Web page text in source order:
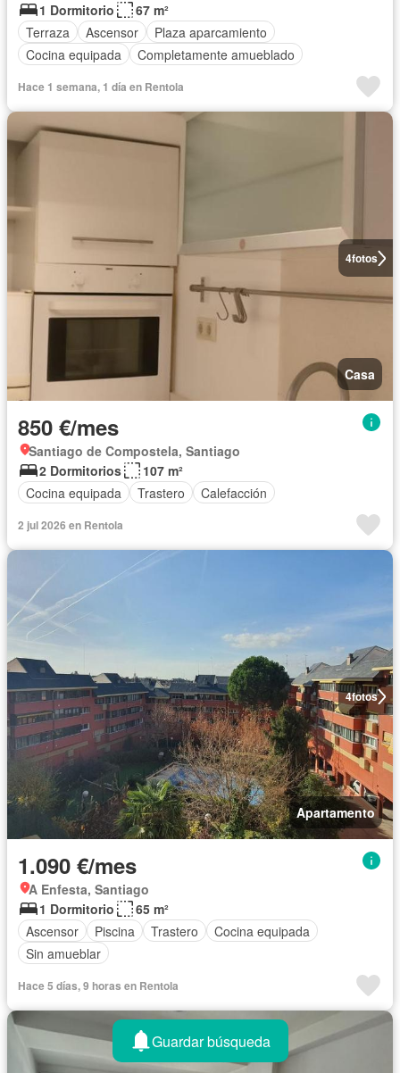
1 Dormitorio
67 m²
Terraza
Ascensor
Plaza aparcamiento
Cocina equipada
Completamente amueblado
Hace 1 semana, 1 día en Rentola
4fotos
Casa
850 €/mes
Santiago de Compostela, Santiago
2 Dormitorios
107 m²
Cocina equipada
Trastero Calefacción
2 jul 2026 en Rentola
4fotos
Apartamento
1.090 €/mes
A Enfesta, Santiago
1 Dormitorio
65 m²
Ascensor
Piscina Trastero
Cocina equipada
Sin amueblar
Hace 5 días, 9 horas en Rentola
Guardar búsqueda